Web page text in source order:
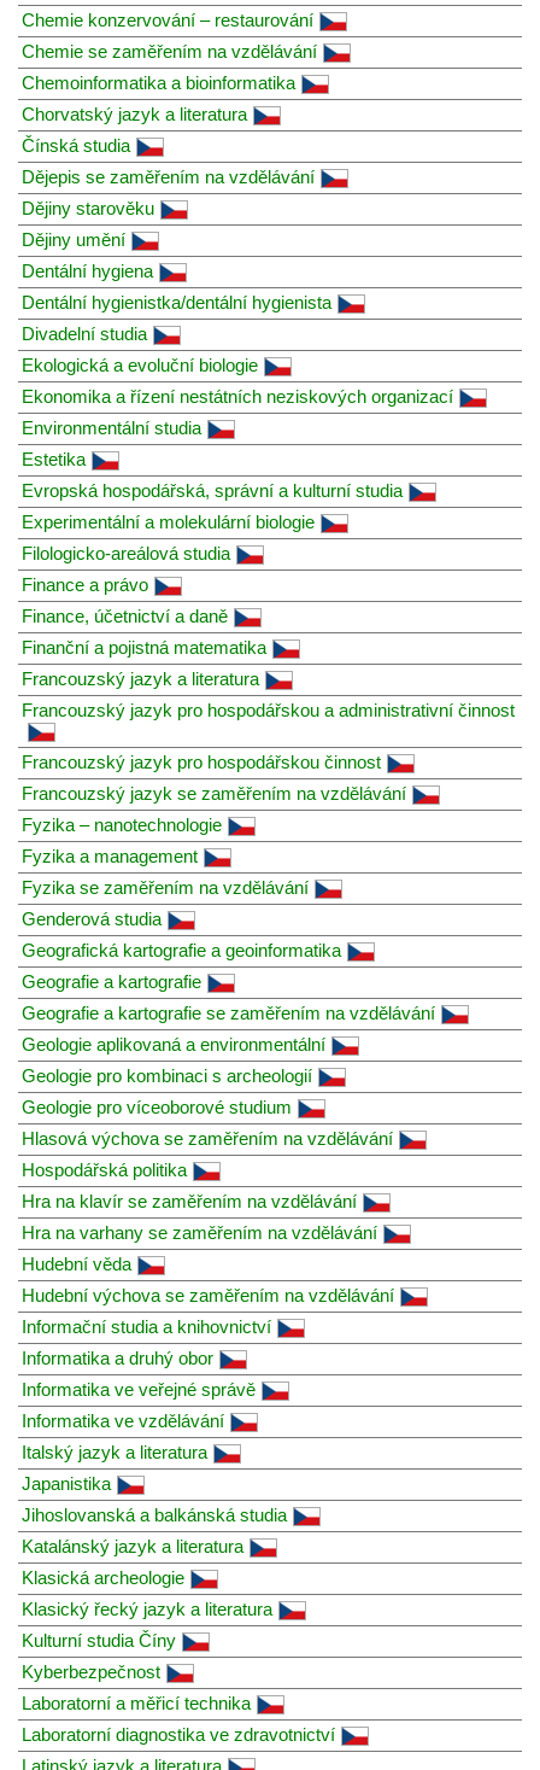
Chemie konzervování – restaurování
Chemie se zaměřením na vzdělávání
Chemoinformatika a bioinformatika
Chorvatský jazyk a literatura
Čínská studia
Dějepis se zaměřením na vzdělávání
Dějiny starověku
Dějiny umění
Dentální hygiena
Dentální hygienistka/dentální hygienista
Divadelní studia
Ekologická a evoluční biologie
Ekonomika a řízení nestátních neziskových organizací
Environmentální studia
Estetika
Evropská hospodářská, správní a kulturní studia
Experimentální a molekulární biologie
Filologicko-areálová studia
Finance a právo
Finance, účetnictví a daně
Finanční a pojistná matematika
Francouzský jazyk a literatura
Francouzský jazyk pro hospodářskou a administrativní činnost
Francouzský jazyk pro hospodářskou činnost
Francouzský jazyk se zaměřením na vzdělávání
Fyzika – nanotechnologie
Fyzika a management
Fyzika se zaměřením na vzdělávání
Genderová studia
Geografická kartografie a geoinformatika
Geografie a kartografie
Geografie a kartografie se zaměřením na vzdělávání
Geologie aplikovaná a environmentální
Geologie pro kombinaci s archeologií
Geologie pro víceoborové studium
Hlasová výchova se zaměřením na vzdělávání
Hospodářská politika
Hra na klavír se zaměřením na vzdělávání
Hra na varhany se zaměřením na vzdělávání
Hudební věda
Hudební výchova se zaměřením na vzdělávání
Informační studia a knihovnictví
Informatika a druhý obor
Informatika ve veřejné správě
Informatika ve vzdělávání
Italský jazyk a literatura
Japanistika
Jihoslovanská a balkánská studia
Katalánský jazyk a literatura
Klasická archeologie
Klasický řecký jazyk a literatura
Kulturní studia Číny
Kyberbezpečnost
Laboratorní a měřicí technika
Laboratorní diagnostika ve zdravotnictví
Latinský jazyk a literatura